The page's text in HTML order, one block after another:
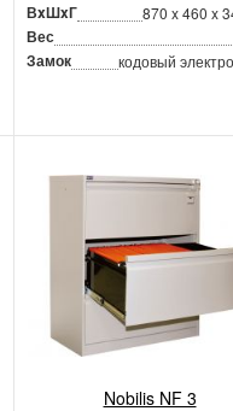
ВxШxГ 870 x 460 x
Вес
Замок кодовый
Nobilis NF 3